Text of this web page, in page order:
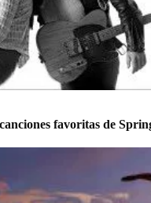
favoritas de